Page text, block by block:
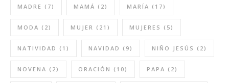
MADRE (7) MAMÁ (2) MARÍA (17)
MODA (2) MUJER (21) MUJERES (5)
NATIVIDAD (1) NAVIDAD (9) NIÑO JESÚS (2)
NOVENA (2) ORACIÓN (10) PAPA (2)